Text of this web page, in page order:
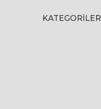
KATEGORILER